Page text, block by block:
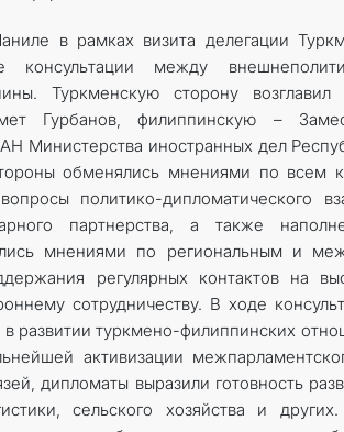
в рамках визита делегации
консультации между
Туркменскую сторону возглавил
Гурбанов, филиппинскую –
Министерства иностранных дел
обменялись мнениями по всем
политико-дипломатического
партнерства, а также
мнениями по региональным и
регулярных контактов на
сотрудничеству. В ходе
развитии туркмено-филиппинских
активизации
дипломаты выразили готовность
сельского хозяйства и